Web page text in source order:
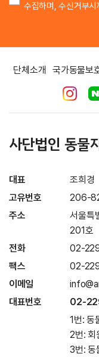
수집하며, 수신거부
단체소개 국가동물보
사단법인 동물
대표
조희경
고유번호
206-
주소
서울특
201호
전화
02-
팩스
02-
이메일
대표번호
02-
1번: 동
2번: 회
3번: 동